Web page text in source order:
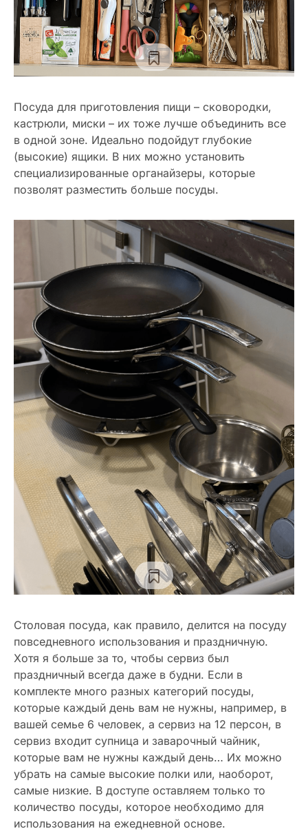
Посуда для приготовления пищи – сковородки,
кастрюли, миски – их тоже лучше объединить все
в одной зоне. Идеально подойдут глубокие
(высокие) ящики. В них можно установить
специализированные органайзеры, которые
позволят разместить больше посуды.
Столовая посуда, как правило, делится на посуду
повседневного использования и праздничную.
Хотя я больше за то, чтобы сервиз был
праздничный всегда даже в будни. Если в
комплекте много разных категорий посуды,
которые каждый день вам не нужны, например, в
вашей семье 6 человек, а сервиз на 12 персон, в
сервиз входит супница и заварочный чайник,
которые вам не нужны каждый день… Их можно
убрать на самые высокие полки или, наоборот,
самые низкие. В доступе оставляем только то
количество посуды, которое необходимо для
использования на ежедневной основе.